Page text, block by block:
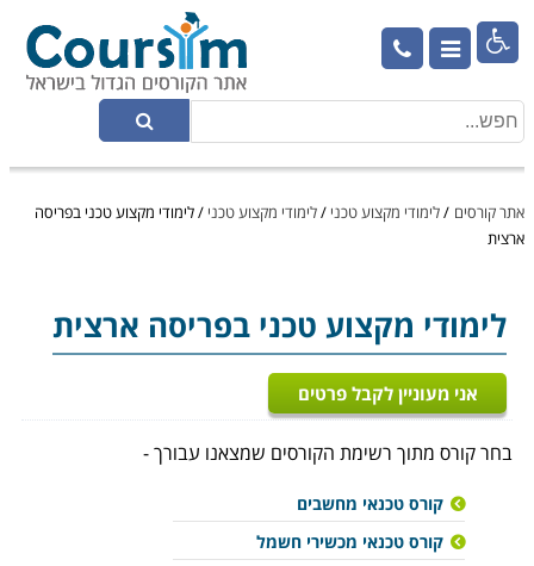

אתר קורסים /לימודי מקצוע טכני /לימודי מקצוע טכני /לימודי מקצוע טכני בפריסה
ארצית
לימודי מקצוע טכני בפריסה ארצית
אני מעוניין לקבל פרטים
בחר קורס מתוך רשימת הקורסים שמצאנו עבורך -
קורס טכנאי מחשבים
קורס טכנאי מכשירי חשמל